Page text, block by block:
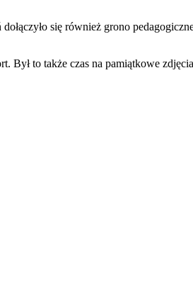
się również grono
Był to także czas na pamiątkowe